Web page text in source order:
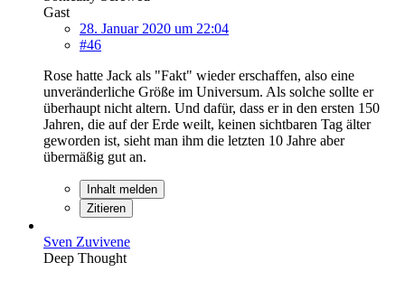
Gast
28. Januar 2020 um 22:04
#46
Rose hatte Jack als "Fakt" wieder erschaffen, also eine
unveränderliche Größe im Universum. Als solche sollte er
überhaupt nicht altern. Und dafür, dass er in den ersten 150
Jahren, die auf der Erde weilt, keinen sichtbaren Tag älter
geworden ist, sieht man ihm die letzten 10 Jahre aber
übermäßig gut an.
Inhalt melden
Zitieren
Sven Zuvivene
Deep Thought